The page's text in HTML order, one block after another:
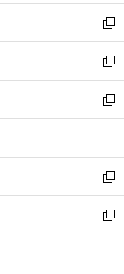
く
ウ
で
開
く
ン
ド
ウ
で
開
く
ウ
ィ
ン
ド
ウ
で
開
し
い
ウ
ィ
ン
ド
ウ
開
く
新
し
い
ウ
ィ
ン
ウ
で
開
く
新
し
い
ウ
ン
ド
ウ
で
新
し
ウ
ィ
ン
ド
新
し
い
新